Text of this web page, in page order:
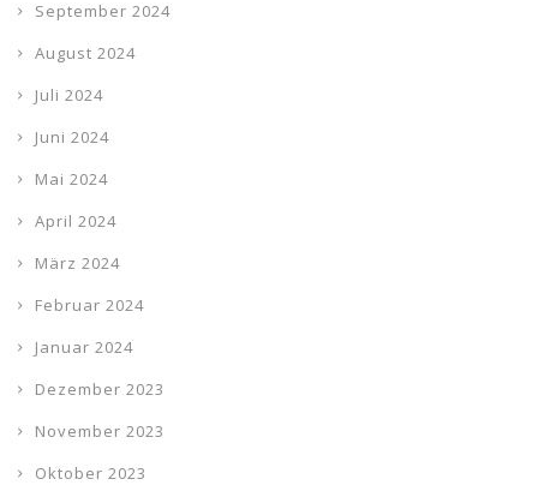
September 2024
August 2024
Juli 2024
Juni 2024
Mai 2024
April 2024
März 2024
Februar 2024
Januar 2024
Dezember 2023
November 2023
Oktober 2023